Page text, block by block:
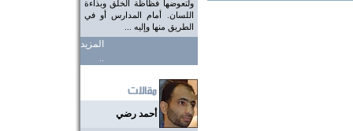
ولتعوضها فظاظة الخلق وبذاءة
اللسان. أمام المدارس أو في
الطريق منها وإليه ...
المزيد
..
أحمد رضي